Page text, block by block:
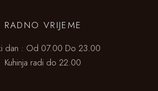
RADNO VRIJEME
dan : Od 07.00 Do 23.00
Kuhinja radi do 22.00